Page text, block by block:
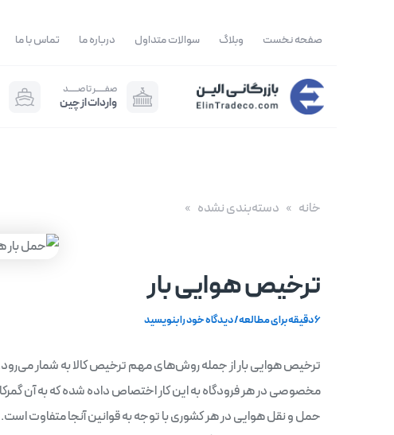
صفحه نخست وبلاگ سوالات متداول درباره ما تماس با ما
صفــــــر تا صــــــد
واردات از چین
خانه دسته‌بندی نشده
ترخیص هوایی بار
6 دقیقه برای مطالعه /دیدگاه‌ خود را بنویسید
‌ترخیص هوایی بار از جمله روش‌های مهم ترخیص کالا به شمار
مخصوصی در هر فرودگاه به این کار اختصاص داده شده که به آن
حمل و نقل هوایی در هر کشوری با توجه به قوانین آنجا متفاوت